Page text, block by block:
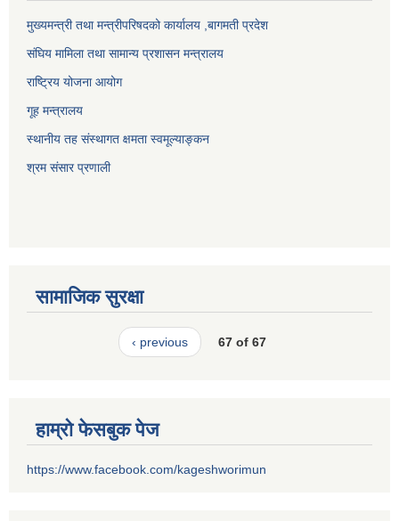
मुख्यमन्त्री तथा मन्त्रीपरिषदको कार्यालय ,बागमती प्रदेश
संघिय मामिला तथा सामान्य प्रशासन मन्त्रालय
राष्ट्रिय योजना आयोग
गूह मन्त्रालय
स्थानीय तह संस्थागत क्षमता स्वमूल्याङ्कन
श्रम संसार प्रणाली
सामाजिक सुरक्षा
‹ previous 67 of 67
हाम्रो फेसबुक पेज
https://www.facebook.com/kageshworimun